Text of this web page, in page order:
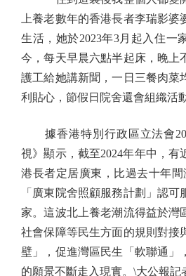
上養老數年的香港長者李瑞影婆
生活，她於2023年3月起入住一
今，每天早晨六點半起床，晚上
護工給她講新聞，一日三餐肉菜
利貼心，節假日院舍還會組織活
據香港特別行政區立法會
視》顯示，截至2024年年中，有
港長者定居廣東，比過去十年間
「廣東院舍照顧服務計劃」認
家。這波北上養老潮流得益於灣
社會保障等民生方面的規則對接
壁」，促進灣區民生「軟聯通」
的願景不斷走入現實。\大公報記